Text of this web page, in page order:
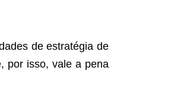
de estratégia de
por isso, vale a pena